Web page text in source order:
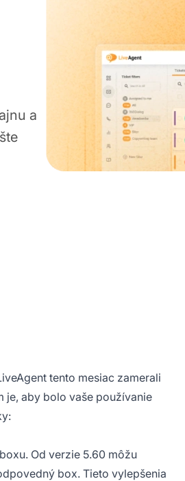
a
tento mesiac zamerali
je, aby bolo vaše používanie
Od verzie 5.60 môžu
box. Tieto vylepšenia